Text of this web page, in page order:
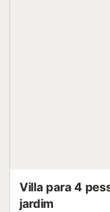
Villa para 4
jardim